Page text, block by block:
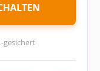
gesichert